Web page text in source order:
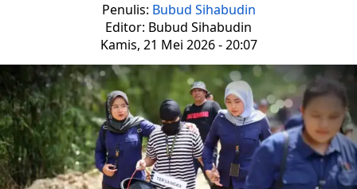
Penulis: Bubud Sihabudin
Editor: Bubud Sihabudin
Kamis, 21 Mei 2026 - 20:07